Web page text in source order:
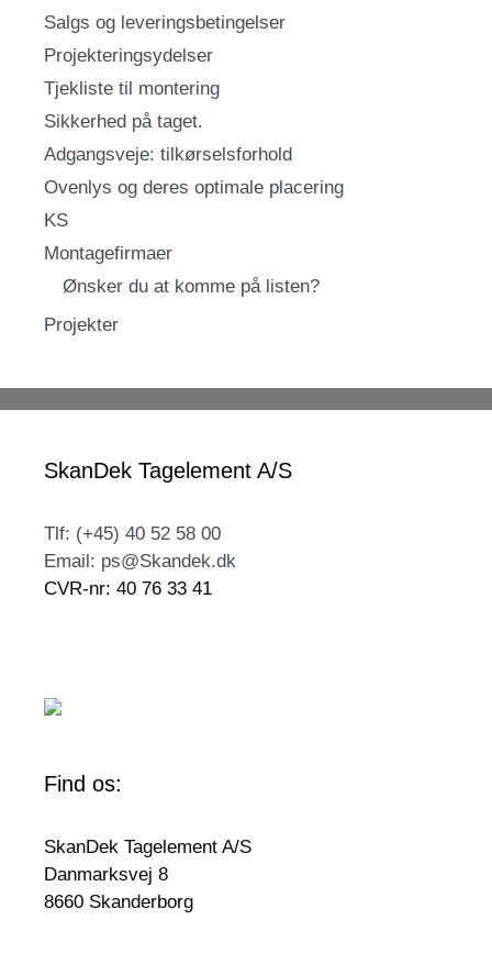
Salgs og leveringsbetingelser
Projekteringsydelser
Tjekliste til montering
Sikkerhed på taget.
Adgangsveje: tilkørselsforhold
Ovenlys og deres optimale placering
KS
Montagefirmaer
Ønsker du at komme på listen?
Projekter
SkanDek Tagelement A/S
Tlf: (+45) 40 52 58 00
Email: ps@Skandek.dk
CVR-nr: 40 76 33 41
Find os:
SkanDek Tagelement A/S
Danmarksvej 8
8660 Skanderborg